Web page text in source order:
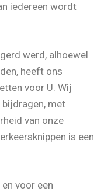
iedereen wordt
werd, alhoewel
heeft ons
voor U. Wij
met
van onze
is een
voor een